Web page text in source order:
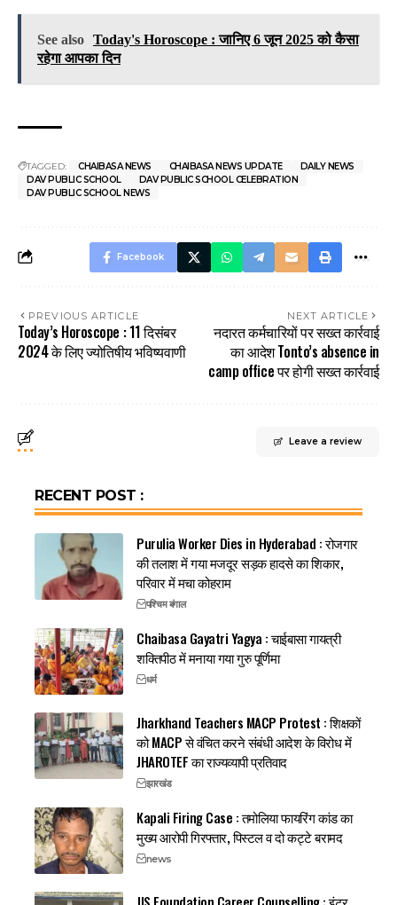
See also Today's Horoscope : जानिए 6 जून 2025 को कैसा
रहेगा आपका दिन
TAGGED: CHAIBASA NEWS CHAIBASA NEWS UPDATE
DAILY NEWS
DAV PUBLIC SCHOOL
DAV PUBLIC SCHOOL CELEBRATION
DAV PUBLIC SCHOOL NEWS
Facebook
PREVIOUS ARTICLE
Today’s Horoscope : 11 दिसंबर
2024 के लिए ज्योतिषीय भविष्यवाणी
NEXT ARTICLE
नदारत कर्मचारियों पर सख्त कार्रवाई
का आदेश Tonto’s absence in
camp office पर होगी सख्त कार्रवाई
Leave a review
RECENT POST :
Purulia Worker Dies in Hyderabad : रोजगार
की तलाश में गया मजदूर सड़क हादसे का शिकार,
परिवार में मचा कोहराम
पश्चिम बंगाल
Chaibasa Gayatri Yagya : चाईबासा गायत्री
शक्तिपीठ में मनाया गया गुरु पूर्णिमा
धर्म
Jharkhand Teachers MACP Protest : शिक्षकों
को MACP से वंचित करने संबंधी आदेश के विरोध में
JHAROTEF का राज्यव्यापी प्रतिवाद
झारखंड
Kapali Firing Case : तमोलिया फायरिंग कांड का
मुख्य आरोपी गिरफ्तार, पिस्टल व दो कट्टे बरामद
news